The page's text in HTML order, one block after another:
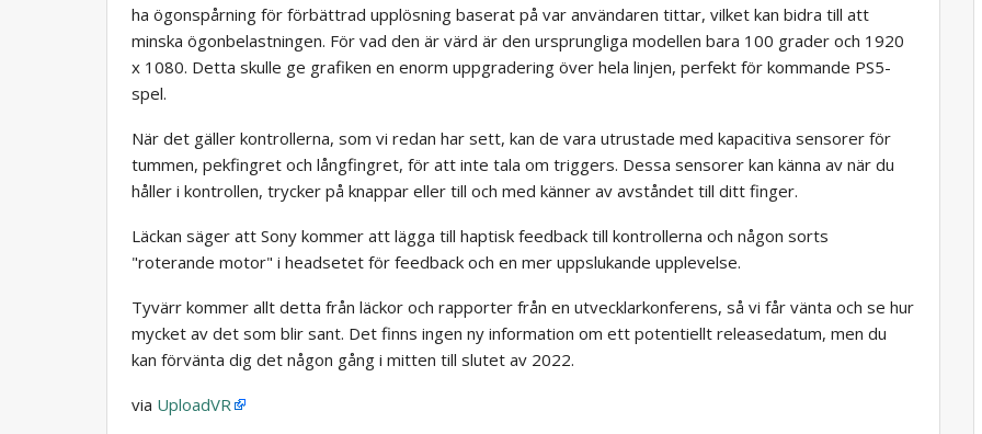
ha ögonspårning för förbättrad upplösning baserat på var användaren tittar, vilket kan bidra till att
minska ögonbelastningen. För vad den är värd är den ursprungliga modellen bara 100 grader och 1920
x 1080. Detta skulle ge grafiken en enorm uppgradering över hela linjen, perfekt för kommande PS5-
spel.
När det gäller kontrollerna, som vi redan har sett, kan de vara utrustade med kapacitiva sensorer för
tummen, pekfingret och långfingret, för att inte tala om triggers. Dessa sensorer kan känna av när du
håller i kontrollen, trycker på knappar eller till och med känner av avståndet till ditt finger.
Läckan säger att Sony kommer att lägga till haptisk feedback till kontrollerna och någon sorts
"roterande motor" i headsetet för feedback och en mer uppslukande upplevelse.
Tyvärr kommer allt detta från läckor och rapporter från en utvecklarkonferens, så vi får vänta och se hur
mycket av det som blir sant. Det finns ingen ny information om ett potentiellt releasedatum, men du
kan förvänta dig det någon gång i mitten till slutet av 2022.
via UploadVR